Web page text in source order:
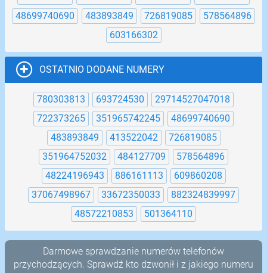
48699740690
483893849 726819085
578564896
603166302
OSTATNIO DODANE NUMERY
780303813 693724530
29714527047018
722373265
351965742245
48699740690
483893849
413522042
726819085
351964752032
484127709
578564896
48224196943
886161113
609860208
37067498967
33672350033
882324839997
48572210853
501364110
Darmowe sprawdzanie numerów telefonów
przychodzących. Sprawdź kto dzwonił i z jakiego numeru